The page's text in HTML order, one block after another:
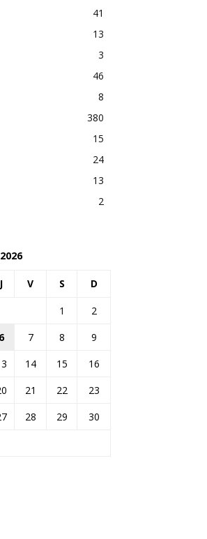
41
13
3
46
8
380
15
24
13
2
J V S D
1
2
6 7 8
9
14 15
16
21 22
23
28 29
30